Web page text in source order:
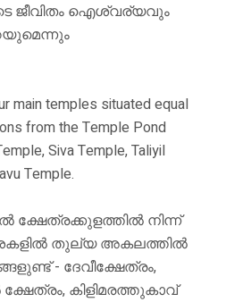
ജീവിതം ഐശ്വര്യവും
main temples situated equal
from the Temple Pond
Siva Temple, Taliyil
Temple.
ക്ഷേത്രക്കുളത്തിൽ നിന്ന്
തുല്യ അകലത്തിൽ
- ദേവീക്ഷേത്രം,
കിളിമരത്തുകാവ്